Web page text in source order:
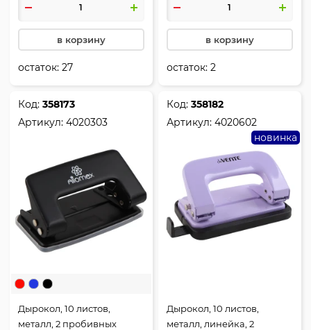
в корзину
остаток:27
в корзину
остаток:2
Код:358173
Артикул:4020303
Дырокол, 10 листов,
металл, 2 пробивных
Код:358182
Артикул:4020602
новинка
Дырокол, 10 листов,
металл, линейка, 2